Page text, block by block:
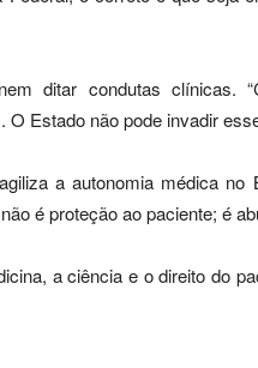
ditar condutas clínicas.
Estado não pode invadir
a autonomia médica
é proteção ao paciente; é
a ciência e o direito do